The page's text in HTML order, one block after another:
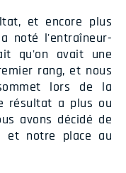
et encore plus
noté l'entraîneur-
qu'on avait une
rang, et nous
lors de la
résultat a plus ou
avons décidé de
et notre place au